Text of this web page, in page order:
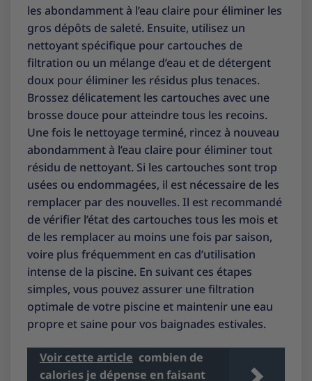
les abondamment à l’eau claire pour éliminer les
gros dépôts de saleté. Ensuite, utilisez un
nettoyant spécifique pour cartouches de
filtration ou un mélange d’eau et de détergent
doux pour éliminer les résidus plus tenaces.
Brossez délicatement les cartouches avec une
brosse douce pour atteindre tous les recoins.
Une fois le nettoyage terminé, rincez à nouveau
abondamment à l’eau claire pour éliminer tout
résidu de nettoyant. Si les cartouches sont trop
usées ou endommagées, il est nécessaire de les
remplacer par des nouvelles. Il est recommandé
de vérifier l’état des cartouches tous les mois et
de les remplacer au moins une fois par saison,
voire plus fréquemment en cas d’utilisation
intense de la piscine. En suivant ces étapes
simples, vous pouvez assurer une filtration
optimale de votre piscine et maintenir une eau
propre et saine pour vos baignades estivales.
Voir cette article combien de
calories je dépense en faisant